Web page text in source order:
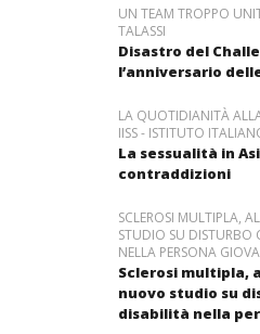
UN TEAM TROPPO
TALASSI
Disastro del
l’anniversario
LA QUOTIDIANITÀ
IISS - ISTITUTO
La sessualità in
contraddizioni
SCLEROSI MULTIPLA,
STUDIO SU DISTURBO
NELLA PERSONA
Sclerosi multipla,
nuovo studio su
disabilità nella